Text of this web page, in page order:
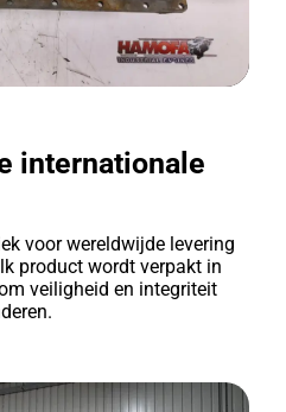
internationale
voor wereldwijde levering
product wordt verpakt in
veiligheid en integriteit